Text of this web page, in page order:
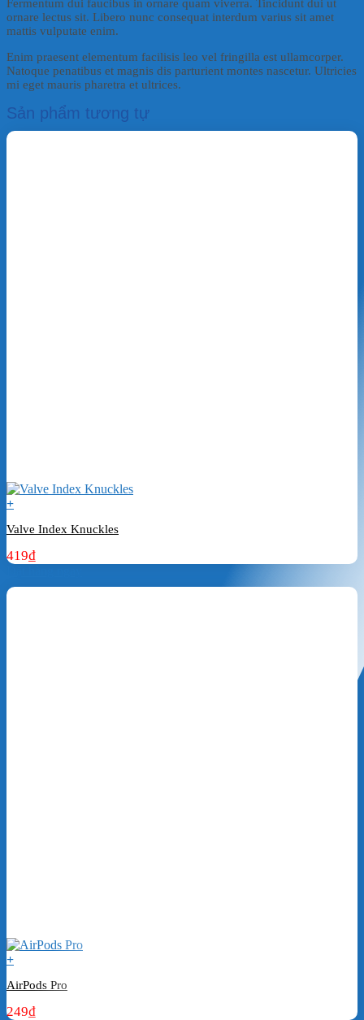
Fermentum dui faucibus in ornare quam viverra. Tincidunt dui ut
ornare lectus sit. Libero nunc consequat interdum varius sit amet
mattis vulputate enim.
Enim praesent elementum facilisis leo vel fringilla est ullamcorper.
Natoque penatibus et magnis dis parturient montes nascetur. Ultricies
mi eget mauris pharetra et ultrices.
Sản phẩm tương tự
+
Valve Index Knuckles
419₫
+
AirPods Pro
249₫